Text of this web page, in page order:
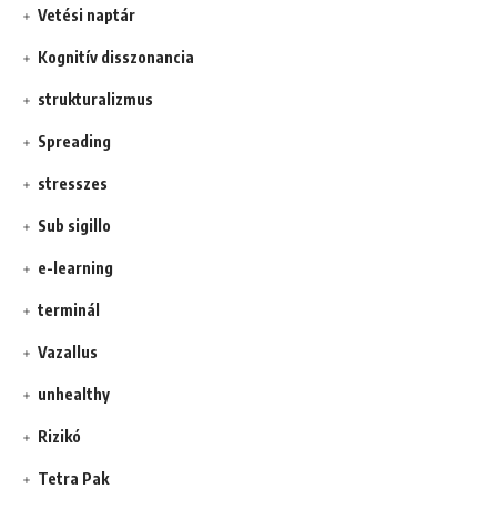
Vetési naptár
Kognitív disszonancia
strukturalizmus
Spreading
stresszes
Sub sigillo
e-learning
terminál
Vazallus
unhealthy
Rizikó
Tetra Pak